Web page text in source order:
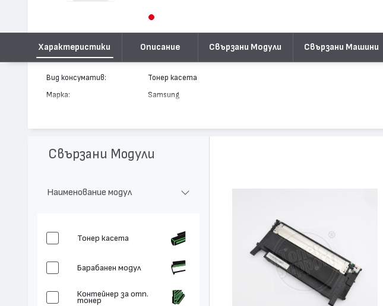
Характеристики Описание Свързани Модули Свързани Машини
Вид консуматив: Тонер касета
Марка: Samsung
Цвят: Циан
Капацитет:
Свързани Модули
Наименование модул
Тонер касета
Барабанен модул
Контейнер за отп.
тонер